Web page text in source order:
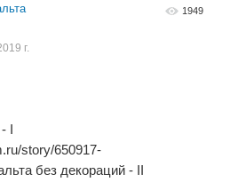
1949
г.
I
story/650917-
без декораций - II